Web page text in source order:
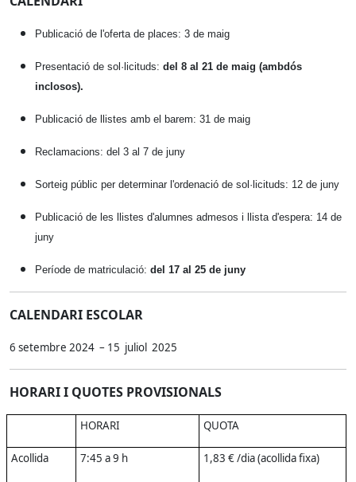
Publicació de l'oferta de places: 3 de maig
Presentació de sol·licituds: del 8 al 21 de maig (ambdós
inclosos).
Publicació de llistes amb el barem: 31 de maig
Reclamacions: del 3 al 7 de juny
Sorteig públic per determinar l'ordenació de sol·licituds: 12 de juny
Publicació de les llistes d'alumnes admesos i llista d'espera: 14 de
juny
Període de matriculació: del 17 al 25 de juny
CALENDARI ESCOLAR
6 setembre 2024 – 15 juliol 2025
HORARI I QUOTES PROVISIONALS
HORARI QUOTA
Acollida 7:45 a 9 h 1,83 € /dia (acollida fixa)